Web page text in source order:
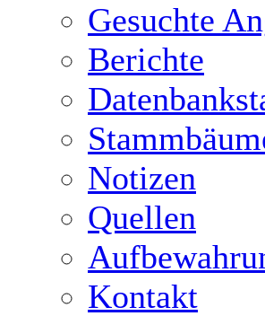
Gesuchte
Berichte
Notizen
Quellen
Kontakt